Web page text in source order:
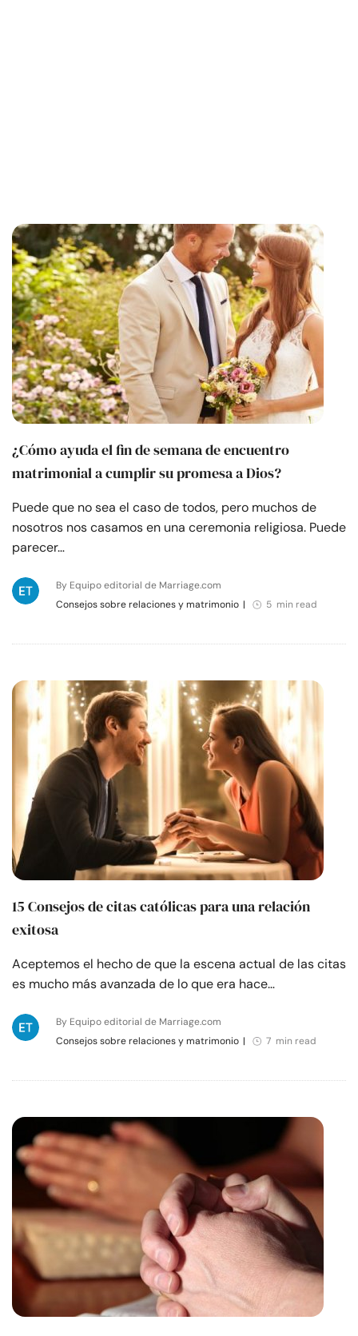
¿Cómo ayuda el fin de semana de encuentro
matrimonial a cumplir su promesa a Dios?
Puede que no sea el caso de todos, pero muchos de
nosotros nos casamos en una ceremonia religiosa. Puede
parecer…
By Equipo editorial de Marriage.com
Consejos sobre relaciones y matrimonio | 5 min read
15 Consejos de citas católicas para una relación
exitosa
Aceptemos el hecho de que la escena actual de las citas
es mucho más avanzada de lo que era hace…
By Equipo editorial de Marriage.com
Consejos sobre relaciones y matrimonio | 7 min read